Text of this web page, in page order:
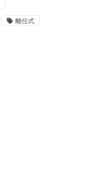
離任式